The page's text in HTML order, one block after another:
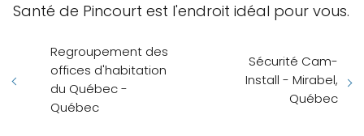
Santé de Pincourt est l'endroit idéal pour vous.
Regroupement des
offices d'habitation
du Québec -
Québec
Sécurité Cam-
Install - Mirabel,
Québec